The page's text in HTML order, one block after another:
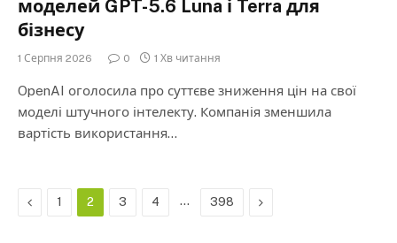
моделей GPT-5.6 Luna і Terra для
бізнесу
1 Серпня 2026 0 1 Хв читання
OpenAI оголосила про суттєве зниження цін на свої
моделі штучного інтелекту. Компанія зменшила
вартість використання…
Previous
1 2 3 4 … 398 Next